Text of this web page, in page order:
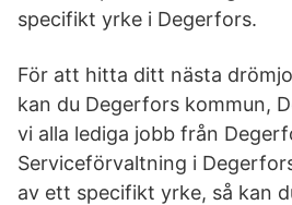
specifikt yrke i Degerfors.
För att hitta ditt nästa
kan du Degerfors kommun,
vi alla lediga jobb från
Serviceförvaltning i
av ett specifikt yrke, så kan